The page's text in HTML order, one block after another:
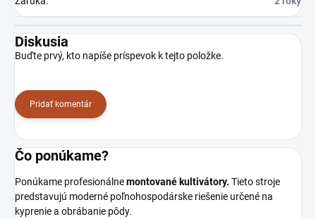
Diskusia
Buďte prvý, kto napíše príspevok k tejto položke.
Pridať komentár
Čo ponúkame?
Ponúkame profesionálnemontované kultivátory. Tieto stroje
predstavujú moderné poľnohospodárske riešenie určené na
kyprenie a obrábanie pôdy.